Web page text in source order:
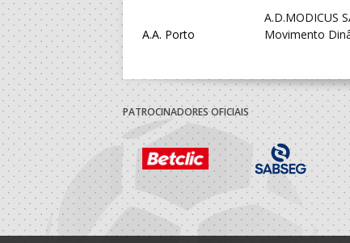
A.A. Porto
A.D.MODICUS
Movimento
A.A. Porto
A.D.MODICUS
Movimento
Cultural Sandim
2020/21
A.A. Porto
A.D.MODICUS
Movimento
Cultural Sandim
PATROCINADORES OFICIAIS